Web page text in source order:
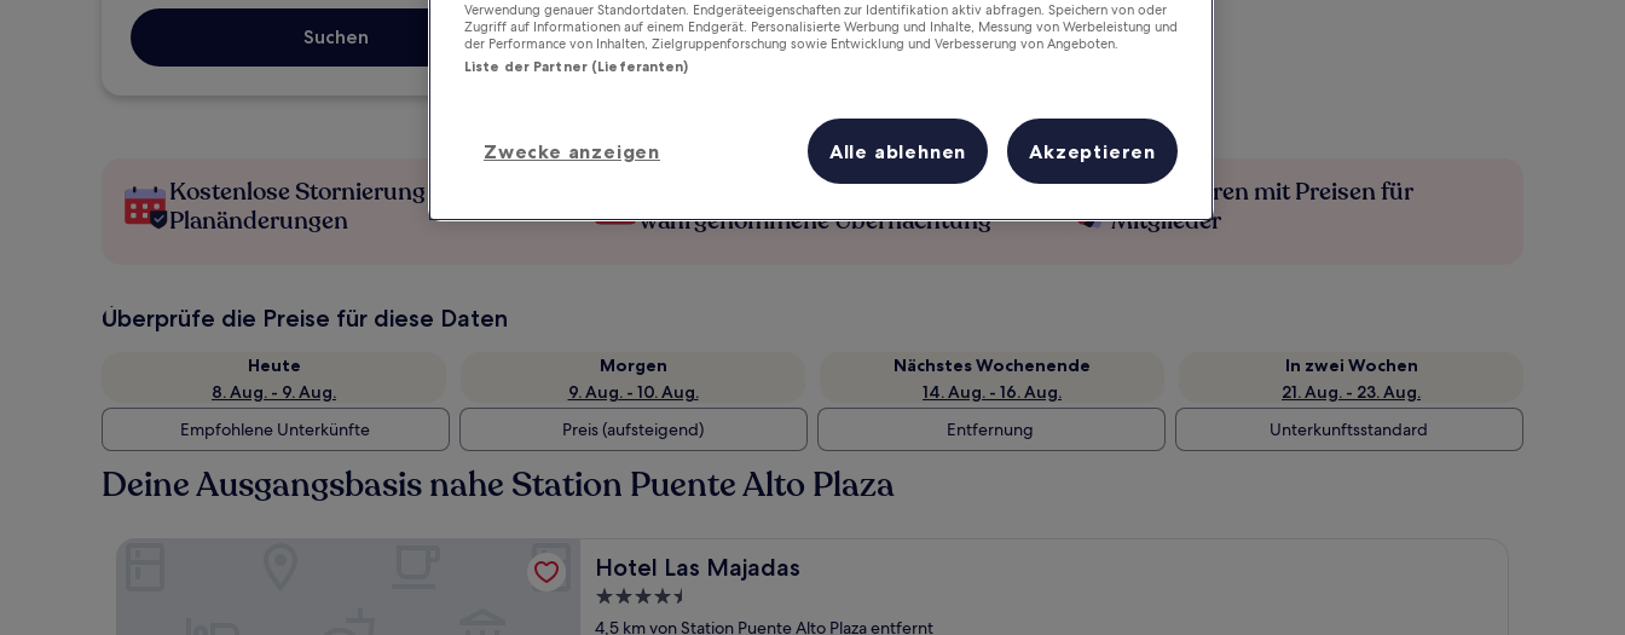
Suchen
Kostenlose Stornierung bei
Planänderungen
Verdiene Prämien für jede
wahrgenommene Übernachtung
Mehr sparen mit Preisen für
Mitglieder
Überprüfe die Preise für diese Daten
Heute
8. Aug. - 9. Aug.
Morgen
9. Aug. - 10. Aug.
Nächstes Wochenende
14. Aug. - 16. Aug.
In zwei Wochen
21. Aug. - 23. Aug.
Empfohlene Unterkünfte
Preis (aufsteigend) Entfernung Unterkunftsstandard
Deine Ausgangsbasis nahe Station Puente Alto Plaza
Hotel Las Majadas
Hotel Las Majadas
4.5-
Sterne-
4,5 km von Station Puente Alto Plaza entfernt
Verwendung genauer Standortdaten. Endgeräteeigenschaften zur Identifikation aktiv abfragen. Speichern von oder
Zugriff auf Informationen auf einem Endgerät. Personalisierte Werbung und Inhalte, Messung von Werbeleistung und
der Performance von Inhalten, Zielgruppenforschung sowie Entwicklung und Verbesserung von Angeboten.
Liste der Partner (Lieferanten)
Zwecke anzeigen Alle ablehnen Akzeptieren